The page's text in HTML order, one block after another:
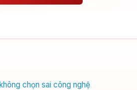
chọn sai công nghệ